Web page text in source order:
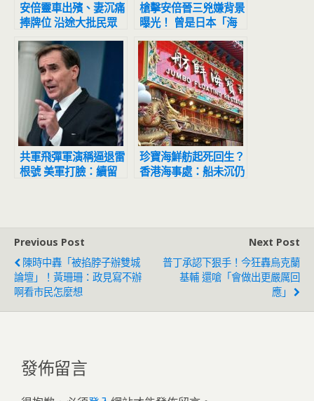
安倍靈車出殯、妻沉痛
捧牌位 沿途大批民眾
目送最後一程
槍擊安倍晉三兇嫌背景
曝光！ 曾是日本「海
上自衛隊員」
共軍飛彈軍演稱逼退雷
根號 美軍打臉：續留
珍寶海鮮舫起死回生？
香港海事處：船未沉仍
Previous Post
陳時中轟「被掐脖子辦雙城
論壇」！黃珊珊：政見寫不辦
啊看市民怎麼想
Next Post
普丁承認下狠手！今狂轟烏克蘭
基輔 還嗆「會做出更嚴厲回
應」
發佈留言